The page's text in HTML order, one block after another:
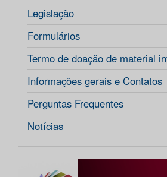
Legislação
Formulários
Termo de doação de material
Informações gerais e Contatos
Perguntas Frequentes
Notícias